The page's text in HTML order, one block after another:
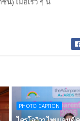
PHOTO CAPTION